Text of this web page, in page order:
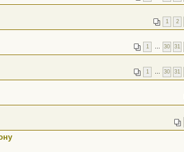
1 2
1 … 30 31
1 … 30 31